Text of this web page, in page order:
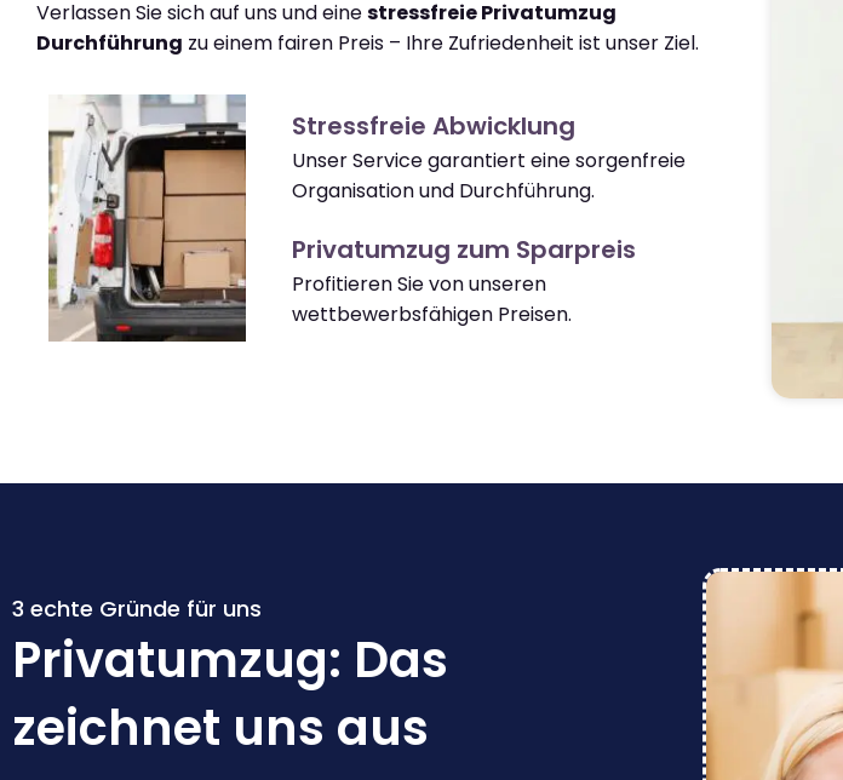
Verlassen Sie sich auf uns und einestressfreie Privatumzug
Durchführung zu einem fairen Preis – Ihre Zufriedenheit ist unser Ziel.
Stressfreie Abwicklung
Unser Service garantiert eine sorgenfreie
Organisation und Durchführung.
Privatumzug zum Sparpreis
Profitieren Sie von unseren
wettbewerbsfähigen Preisen.
3 echte Gründe für uns
Privatumzug: Das
zeichnet uns aus